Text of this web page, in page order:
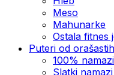
Meso
Mahunarke
Ostala fitnes
Puteri od
100%
Slatki